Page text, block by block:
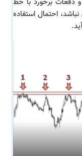
احتمال استفاده